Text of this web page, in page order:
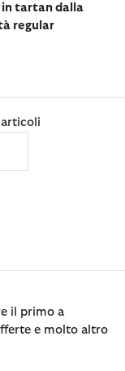
in tartan dalla
regular
il primo a
e molto altro